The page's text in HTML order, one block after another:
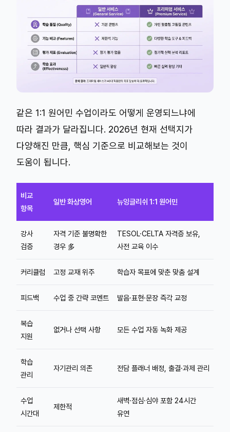
같은 1:1 원어민 수업이라도 어떻게 운영되느냐에
따라 결과가 달라집니다. 2026년 현재 선택지가
다양해진 만큼, 핵심 기준으로 비교해보는 것이
도움이 됩니다.
비교
항목
일반 화상영어 뉴잉글리쉬 1:1 원어민
강사
검증
자격 기준 불명확한
경우 多
TESOL·CELTA 자격증 보유,
사전 교육 이수
커리큘럼 고정 교재 위주 학습자 목표에 맞춘 맞춤 설계
피드백 수업 중 간략 코멘트 발음·표현·문장 즉각 교정
복습
지원
없거나 선택 사항 모든 수업 자동 녹화 제공
학습
관리
자기관리 의존 전담 플래너 배정, 출결·과제 관리
수업
시간대
제한적
새벽·점심·심야 포함 24시간
유연